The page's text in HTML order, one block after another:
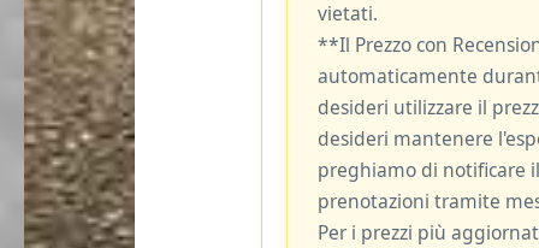
vietati.
**Il Prezzo con
automaticamente
desideri utilizzare il
desideri mantenere
preghiamo di notificare
prenotazioni tramite
Per i prezzi più